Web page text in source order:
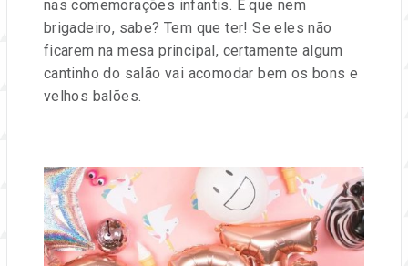
festas
e
eventos.
nas comemorações infantis. É que nem
brigadeiro, sabe? Tem que ter! Se eles não
ficarem na mesa principal, certamente algum
cantinho do salão vai acomodar bem os bons e
velhos balões.